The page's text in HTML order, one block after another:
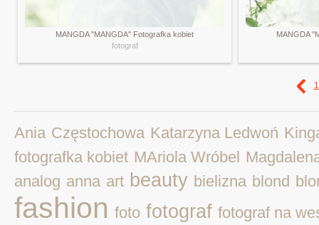
MANGDA "MANGDA" Fotografka kobiet
fotograf
MANGDA
1
Ania Częstochowa Katarzyna Ledwoń
fotografka kobiet MAriola Wróbel
analog anna art beauty bielizna blond
fashion foto fotograf fotograf na